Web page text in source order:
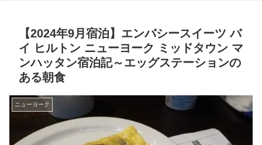
【2024年9月宿泊】エンバシースイーツ バ
イ ヒルトン ニューヨーク ミッドタウン マ
ンハッタン宿泊記～エッグステーションの
ある朝食
ニューヨーク